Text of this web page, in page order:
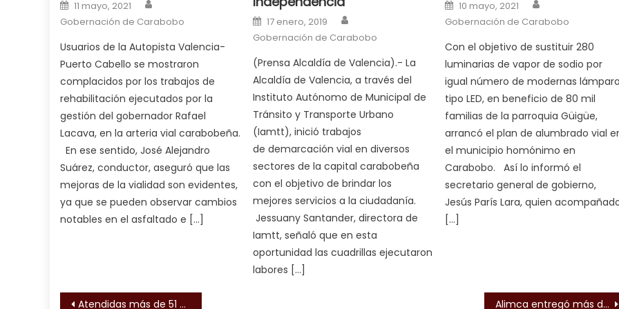
in
squirting,
क
लग
Posted on
11 mayo, 2021
Gobernación de Carabobo
Usuarios de la Autopista Valencia-
Puerto Cabello se mostraron
complacidos por los trabajos de
rehabilitación ejecutados por la
gestión del gobernador Rafael
Lacava, en la arteria vial carabobeña.
En ese sentido, José Alejandro
Suárez, conductor, aseguró que las
mejoras de la vialidad son evidentes,
ya que se pueden observar cambios
notables en el asfaltado e […]
Posted on
17 enero, 2019
Gobernación de Carabobo
(Prensa Alcaldía de Valencia).- La
Alcaldía de Valencia, a través del
Instituto Autónomo de Municipal de
Tránsito y Transporte Urbano
(Iamtt), inició trabajos
de demarcación vial en diversos
sectores de la capital carabobeña
con el objetivo de brindar los
mejores servicios a la ciudadanía.
Jessuany Santander, directora de
Iamtt, señaló que en esta
oportunidad las cuadrillas ejecutaron
labores […]
Posted on
10 mayo, 2021
Gobernación de Carabobo
Con el objetivo de sustituir 280
luminarias de vapor de sodio por
igual número de modernas
tipo LED, en beneficio de 80 mil
familias de la parroquia Güigüe,
arrancó el plan de alumbrado vial
el municipio homónimo en
Carabobo. Así lo informó el
secretario general de gobierno,
Jesús París Lara, quien
[…]
Atendidas más de 51 mil personas en la Red Ambulatoria Especializada de Insalud Alimca entregó más de 10 mil beneficios Clap en Carabobo